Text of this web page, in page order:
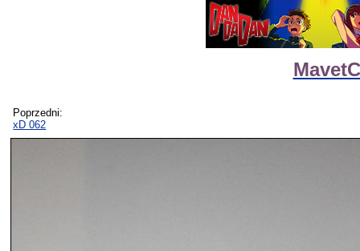
Poprzedni:
xD 062